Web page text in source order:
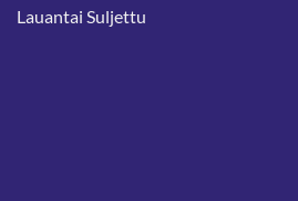
Lauantai Suljettu